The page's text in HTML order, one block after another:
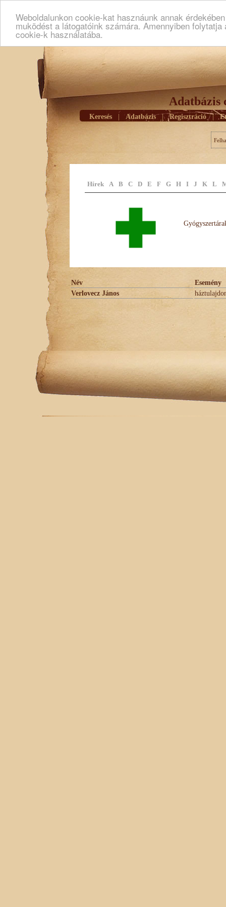
Weboldalunkon cookie-kat hasznáunk annak
muködést a látogatóink számára. Amennyiben
cookie-k használatába.
Adatbázis
Keresés Adatbázis | Regisztráció |
Hírek A B C D E F G H I J K L
Név
Esemény
Verlovecz János